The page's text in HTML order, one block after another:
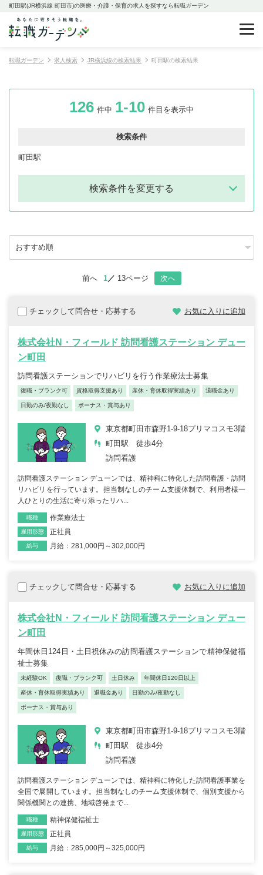
町田駅(JR横浜線 町田市)の医療・介護・保育の求人を探すなら転職ガーデン
転職ガーデン 求人検索 JR横浜線の検索結果 町田駅の検索結果
126 件中 1-10 件目を表示中
検索条件
町田駅
検索条件を変更する
前へ 1 13ページ 次へ
チェックして問合せ・応募する お気に入りに追加
株式会社N・フィールド 訪問看護ステーション デュー
ン町田
訪問看護ステーションでリハビリを行う作業療法士募集
復職・ブランク可 資格取得支援あり 産休・育休取得実績あり 退職金あり
日勤のみ/夜勤なし ボーナス・賞与あり
東京都町田市森野1-9-18プリマコスモ3階
町田駅 徒歩4分
訪問看護
訪問看護ステーション デューンでは、精神科に特化した訪問看護・訪問
リハビリを行っています。担当制なしのチーム支援体制で、利用者様一
人ひとりの生活に寄り添ったリハ...
職種 作業療法士
雇用形態 正社員
給与 月給：281,000円～302,000円
チェックして問合せ・応募する お気に入りに追加
株式会社N・フィールド 訪問看護ステーション デュー
ン町田
年間休日124日・土日祝休みの訪問看護ステーションで精神保健福
祉士募集
未経験OK 復職・ブランク可 土日休み 年間休日120日以上
産休・育休取得実績あり 退職金あり 日勤のみ/夜勤なし
ボーナス・賞与あり
東京都町田市森野1-9-18プリマコスモ3階
町田駅 徒歩4分
訪問看護
訪問看護ステーション デューンでは、精神科に特化した訪問看護事業を
全国で展開しています。担当制なしのチーム支援体制で、個別支援から
関係機関との連携、地域啓発まで...
職種 精神保健福祉士
雇用形態 正社員
給与 月給：285,000円～325,000円